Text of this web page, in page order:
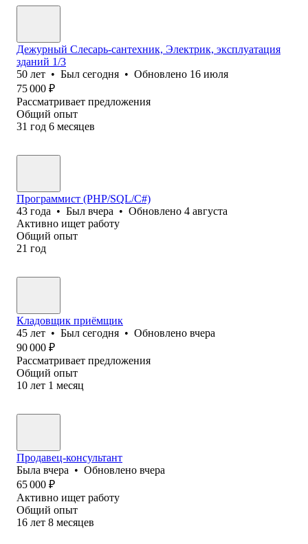
Дежурный Слесарь-сантехник, Электрик, эксплуатация
зданий 1/3
50 лет • Был сегодня • Обновлено 16 июля
75 000 ₽
Рассматривает предложения
Общий опыт
31 год 6 месяцев
Программист (PHP/SQL/C#)
43 года • Был вчера • Обновлено 4 августа
Активно ищет работу
Общий опыт
21 год
Кладовщик приёмщик
45 лет • Был сегодня • Обновлено вчера
90 000 ₽
Рассматривает предложения
Общий опыт
10 лет 1 месяц
Продавец-консультант
Была вчера • Обновлено вчера
65 000 ₽
Активно ищет работу
Общий опыт
16 лет 8 месяцев